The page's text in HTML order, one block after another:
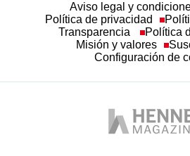
Aviso legal y
Política de privacidad
Transparencia
Política
Misión y valores
Configuración de